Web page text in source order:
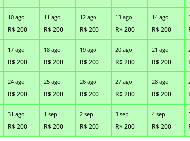
10 ago
R$200
11 ago
R$200
12 ago
R$200
13 ago
R$200
14 ago
R$200
17 ago
R$200
18 ago
R$200
19 ago
R$200
20 ago
R$200
21 ago
R$200
24 ago
R$200
25 ago
R$200
26 ago
R$200
27 ago
R$200
28 ago
R$200
31 ago
R$200
1 sep
R$200
2 sep
R$200
3 sep
R$200
4 sep
R$200